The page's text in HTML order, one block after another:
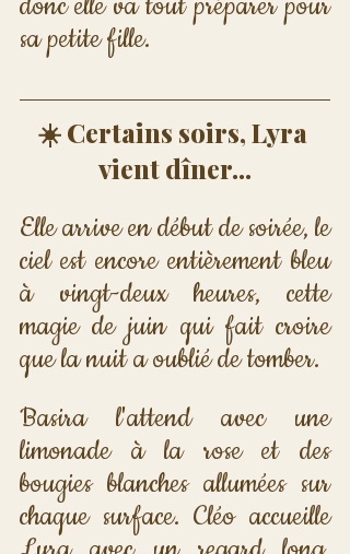
sa petite fille.
☀️ Certains soirs, Lyra
vient dîner...
Elle arrive en début de soirée, le
ciel est encore entièrement bleu
à vingt-deux heures, cette
magie de juin qui fait croire
que la nuit a oublié de tomber.
Basira l'attend avec une
limonade à la rose et des
bougies blanches allumées sur
chaque surface. Cléo accueille